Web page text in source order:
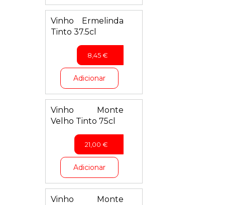
Vinho Ermelinda
Tinto 37.5cl
8,45€
Adicionar
Vinho Monte
Velho Tinto 75cl
21,00 €
Adicionar
Vinho Monte